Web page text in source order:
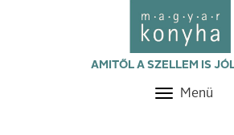
AMITŐL A SZELLEM IS
Toggle
Menü